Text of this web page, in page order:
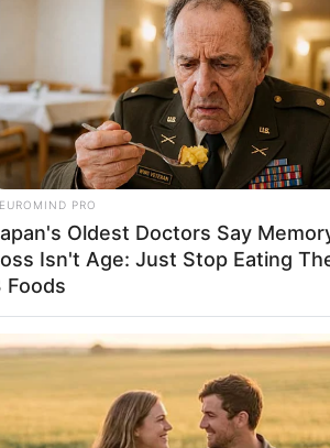
Serem! 9 Chat Ojek Online &
Pelanggan Ini Bikin Auto
Merinding
PRO
Oldest Doctors Say
Isn't Age: Just Stop Eating
Foods